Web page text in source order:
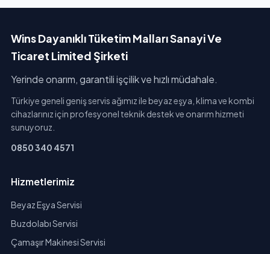
Wins Dayanıklı Tüketim Malları Sanayi Ve
Ticaret Limited Şirketi
Yerinde onarım, garantili işçilik ve hızlı müdahale.
Türkiye geneli geniş servis ağımız ile beyaz eşya, klima ve kombi
cihazlarınız için profesyonel teknik destek ve onarım hizmeti
sunuyoruz.
0850 340 4571
Hizmetlerimiz
Beyaz Eşya Servisi
Buzdolabı Servisi
Çamaşır Makinesi Servisi